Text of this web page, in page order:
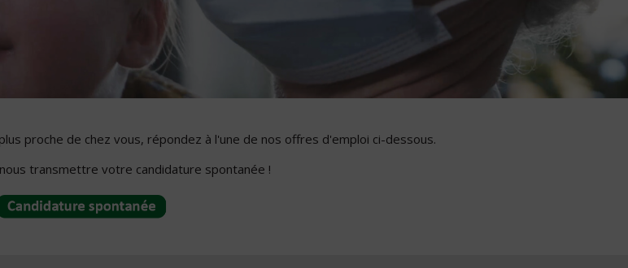
proche de chez vous, répondez à l'une de nos offres d'emploi ci-dessous.
transmettre votre candidature spontanée !